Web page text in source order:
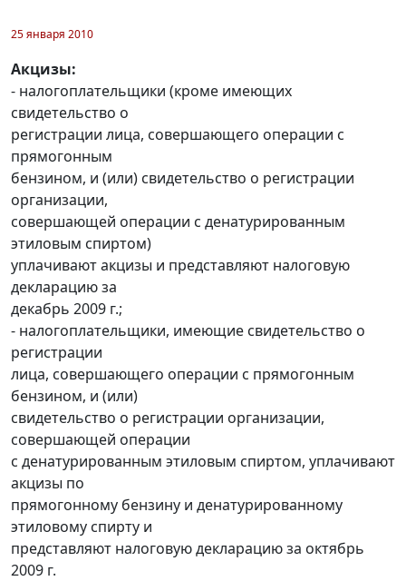
25 января 2010
Акцизы:
- налогоплательщики (кроме имеющих
свидетельство о
регистрации лица, совершающего операции с
прямогонным
бензином, и (или) свидетельство о регистрации
организации,
совершающей операции с денатурированным
этиловым спиртом)
уплачивают акцизы и представляют налоговую
декларацию за
декабрь 2009 г.;
- налогоплательщики, имеющие свидетельство о
регистрации
лица, совершающего операции с прямогонным
бензином, и (или)
свидетельство о регистрации организации,
совершающей операции
с денатурированным этиловым спиртом, уплачивают
акцизы по
прямогонному бензину и денатурированному
этиловому спирту и
представляют налоговую декларацию за октябрь
2009 г.